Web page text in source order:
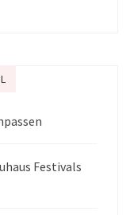
Festivals